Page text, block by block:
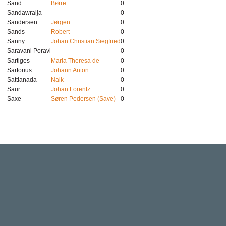
Sand
Børre
0
Sandawraija
0
Sandersen
Jørgen
0
Sands
Robert
0
Sanny
Johan Christian Siegfried0
Saravani Poravi
0
Sartiges
Maria Theresa de
0
Sartorius
Johann Anton
0
Sattianada
Naik
0
Saur
Johan Lorentz
0
Saxe
Søren Pedersen (Save) 0